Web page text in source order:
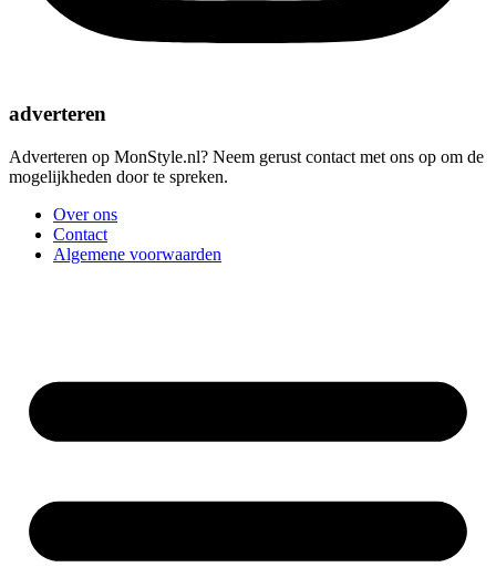
adverteren
Adverteren op MonStyle.nl? Neem gerust contact met ons op om de
mogelijkheden door te spreken.
Over ons
Contact
Algemene voorwaarden